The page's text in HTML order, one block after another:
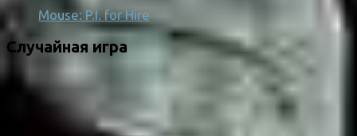
Mouse: P.I. for Hire
Случайная игра